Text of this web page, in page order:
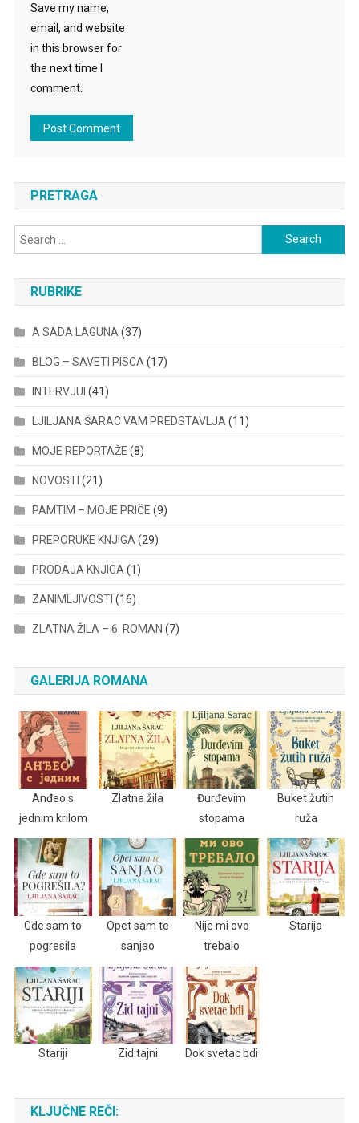
Save my name,
email, and website
in this browser for
the next time I
comment.
PRETRAGA
Search
for:
RUBRIKE
A SADA LAGUNA (37)
BLOG – SAVETI PISCA (17)
INTERVJUI (41)
LJILJANA ŠARAC VAM PREDSTAVLJA (11)
MOJE REPORTAŽE (8)
NOVOSTI (21)
PAMTIM – MOJE PRIČE (9)
PREPORUKE KNJIGA (29)
PRODAJA KNJIGA (1)
ZANIMLJIVOSTI (16)
ZLATNA ŽILA – 6. ROMAN (7)
GALERIJA ROMANA
Anđeo s
jednim krilom
Zlatna žila
Đurđevim
stopama
Buket žutih
ruža
Gde sam to
pogresila
Opet sam te
sanjao
Nije mi ovo
trebalo
Starija
Stariji Zid tajni Dok svetac bdi
KLJUČNE REČI: